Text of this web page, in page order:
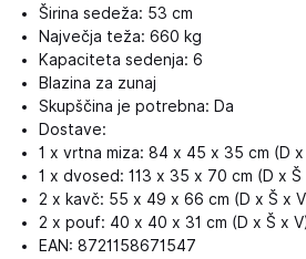
Širina sedeža: 53 cm
Največja teža: 660 kg
Kapaciteta sedenja: 6
Blazina za zunaj
Skupščina je potrebna: Da
Dostave:
1 x vrtna miza: 84 x 45 x 35 cm (D x
1 x dvosed: 113 x 35 x 70 cm (D x Š
2 x kavč: 55 x 49 x 66 cm (D x Š x
2 x pouf: 40 x 40 x 31 cm (D x Š x
EAN: 8721158671547